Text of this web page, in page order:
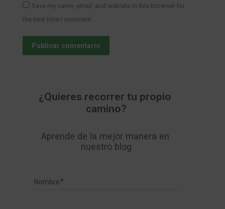
Save my name, email, and website in this browser for
the next time I comment.
Publicar comentario
¿Quieres recorrer tu propio
camino?
Aprende de la mejor manera en
nuestro blog
Nombre